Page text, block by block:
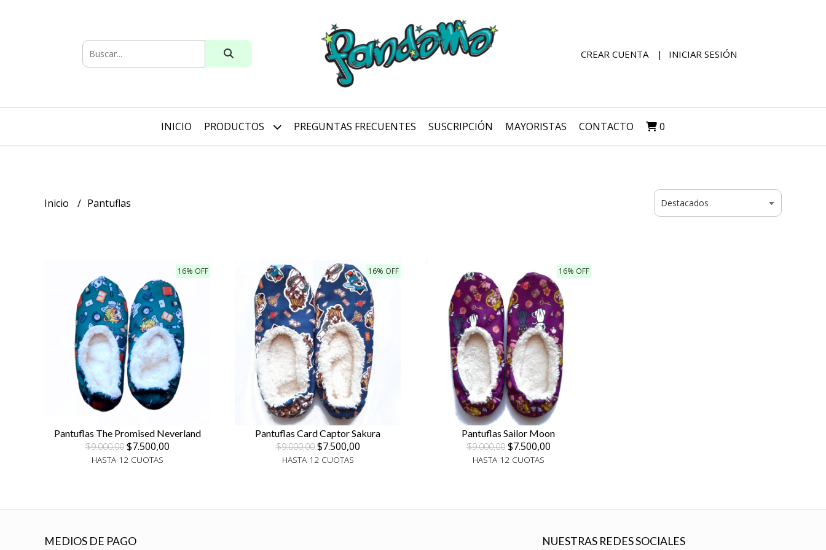
CREAR CUENTA INICIAR SESIÓN
INICIO PRODUCTOS PREGUNTAS FRECUENTES SUSCRIPCIÓN MAYORISTAS CONTACTO 0
Inicio Pantuflas
16% OFF
Pantuflas The Promised Neverland
$9.000,00$7.500,00
HASTA 12 CUOTAS
16% OFF
Pantuflas Card Captor Sakura
$9.000,00$7.500,00
HASTA 12 CUOTAS
16% OFF
Pantuflas Sailor Moon
$9.000,00$7.500,00
HASTA 12 CUOTAS
MEDIOS DE PAGO NUESTRAS REDES SOCIALES